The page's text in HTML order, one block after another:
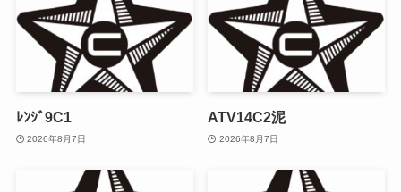
ﾚﾝｼﾞ9C1
2026年8月7日
ATV14C2泥
2026年8月7日